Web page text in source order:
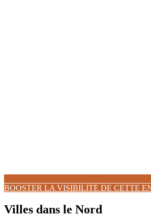
BOOSTER LA VISIBILITÉ DE CETTE
Villes dans le Nord